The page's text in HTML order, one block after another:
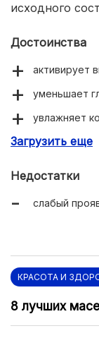
исходного
Достоинства
активирует
уменьшает
увлажняет
эффект
Загрузить еще
Недостатки
слабый
КРАСОТА И
8 лучших